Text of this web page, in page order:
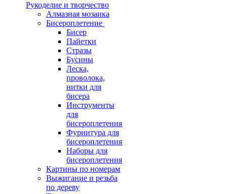
Рукоделие и творчество
Алмазная мозаика
Бисероплетение
Бисер
Пайетки
Стразы
Бусины
Леска,
проволока,
нитки для
бисера
Инструменты
для
бисероплетения
Фурнитура для
бисероплетения
Наборы для
бисероплетения
Картины по номерам
Выжигание и резьба
по дереву